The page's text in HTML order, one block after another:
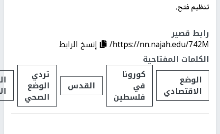
تنظيم فتح.
رابط قصير
https://nn.najah.edu/742M/
إنسخ الرابط
الكلمات المفتاحية
الوضع
الاقتصادي
كورونا
في
فلسطين
القدس
تردي
الوضع
الصحي